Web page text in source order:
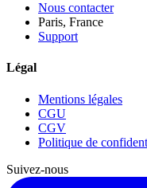
Nous contacter
Paris, France
Support
Légal
Mentions légales
CGU
CGV
Politique de
Suivez-nous